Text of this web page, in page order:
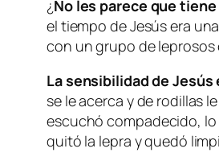
¿No les parece que
el tiempo de Jesús era
con un grupo de leprosos
La sensibilidad de Jesús
se le acerca y de rodillas
escuchó compadecido,
quitó la lepra y quedó